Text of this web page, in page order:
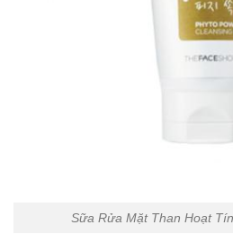
Sữa Rửa Mặt Than Hoạt